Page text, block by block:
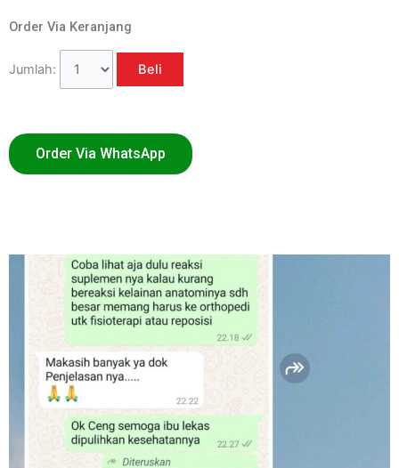
Order Via Keranjang
Jumlah:
Order Via WhatsApp